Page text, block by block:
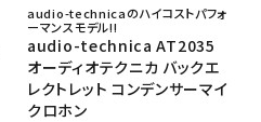
audio-technicaのハイコストパフォ
ーマンスモデル!!
audio-technica AT2035
オーディオテクニカ バックエ
レクトレット コンデンサーマイ
クロホン